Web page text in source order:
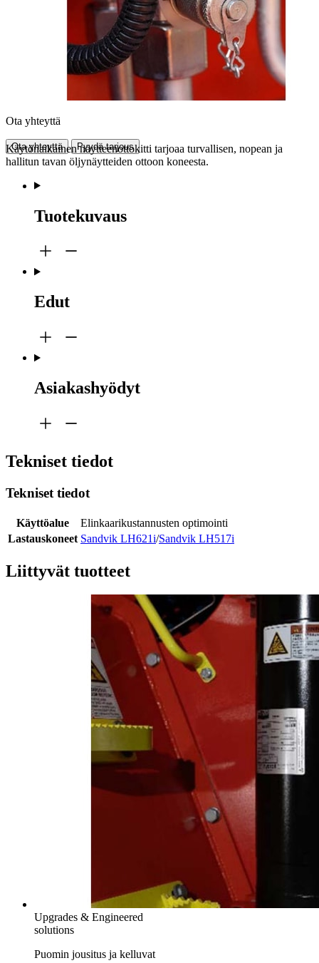
Ota yhteyttä
Ota yhteyttä Pyydä tarjous
Käytönaikainen näytteenottokitti tarjoaa turvallisen, nopean ja
hallitun tavan öljynäytteiden ottoon koneesta.
Tuotekuvaus
Edut
Asiakashyödyt
Tekniset tiedot
Tekniset tiedot
Käyttöalue
Elinkaarikustannusten optimointi
Lastauskoneet Sandvik LH621i/Sandvik LH517i
Liittyvät tuotteet
Upgrades & Engineered
solutions
Puomin jousitus ja kelluvat